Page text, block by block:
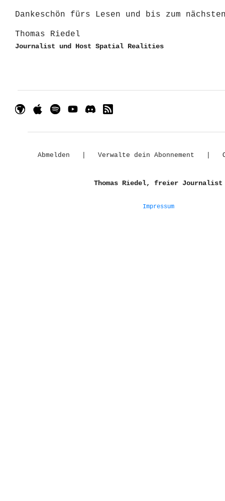
Dankeschön fürs Lesen und bis zum
Thomas Riedel
Journalist und Host Spatial Realities
Abmelden Verwalte dein Abonnement
Thomas Riedel, freier Journalist
Impressum